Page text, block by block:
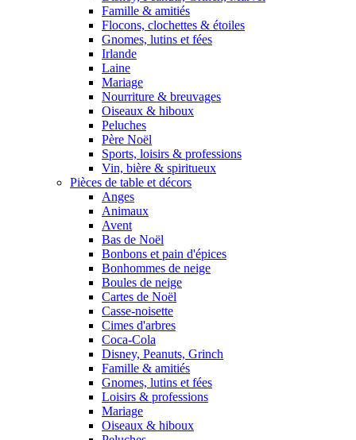
Famille & amitiés
Flocons, clochettes & étoiles
Gnomes, lutins et fées
Irlande
Laine
Mariage
Nourriture & breuvages
Oiseaux & hiboux
Peluches
Père Noël
Sports, loisirs & professions
Vin, bière & spiritueux
Pièces de table et décors
Anges
Animaux
Avent
Bas de Noël
Bonbons et pain d'épices
Bonhommes de neige
Boules de neige
Cartes de Noël
Casse-noisette
Cimes d'arbres
Coca-Cola
Disney, Peanuts, Grinch
Famille & amitiés
Gnomes, lutins et fées
Loisirs & professions
Mariage
Oiseaux & hiboux